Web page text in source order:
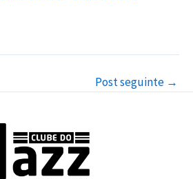
Post seguinte →